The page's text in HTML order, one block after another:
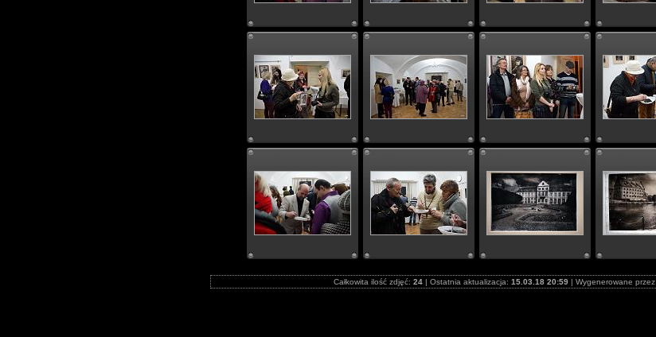
Całkowita ilość zdjęć: 24| Ostatnia aktualizacja: 15.03.18 20:59| Wygenerowane przez